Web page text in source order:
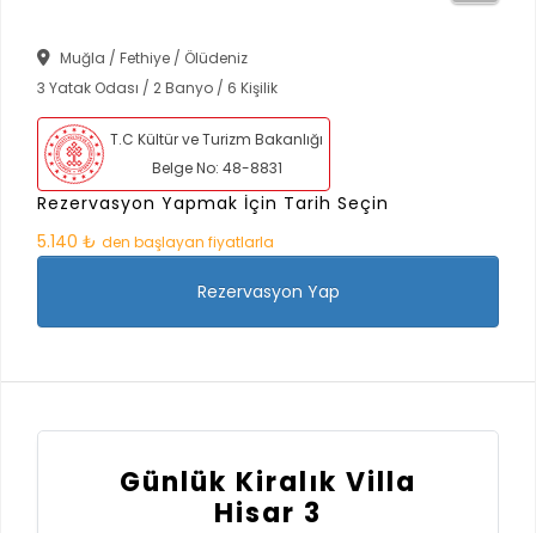
Muğla / Fethiye / Ölüdeniz
3 Yatak Odası / 2 Banyo / 6 Kişilik
T.C Kültür ve Turizm Bakanlığı
Belge No: 48-8831
Rezervasyon Yapmak İçin Tarih Seçin
5.140 ₺ den başlayan fiyatlarla
Rezervasyon Yap
Günlük Kiralık Villa
Hisar 3